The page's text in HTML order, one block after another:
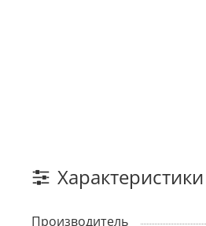
Характеристики
Производитель